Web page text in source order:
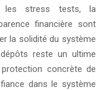
les stress tests, la
financière sont
la solidité du système
reste un ultime
concrète de
dans le système